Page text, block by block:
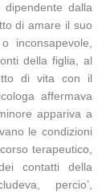
dipendente dalla
di amare il suo
inconsapevole,
della figlia, al
di vita con il
affermava
appariva a
le condizioni
terapeutico,
contatti della
percio’,